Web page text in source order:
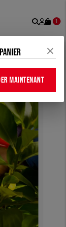
Mon
1
MAINTENANT